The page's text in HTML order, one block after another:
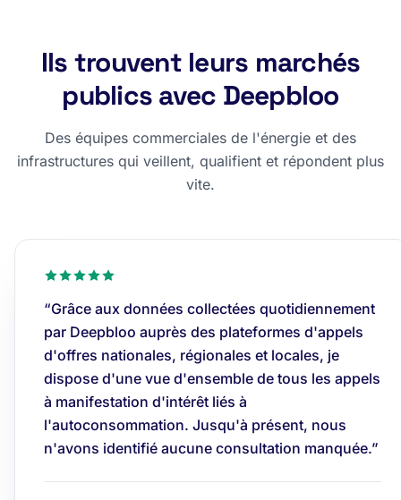
Ils trouvent leurs marchés
publics avec Deepbloo
Des équipes commerciales de l'énergie et des
infrastructures qui veillent, qualifient et répondent plus
vite.
“Grâce aux données collectées quotidiennement
par Deepbloo auprès des plateformes d'appels
d'offres nationales, régionales et locales, je
dispose d'une vue d'ensemble de tous les appels
à manifestation d'intérêt liés à
l'autoconsommation. Jusqu'à présent, nous
n'avons identifié aucune consultation manquée.”